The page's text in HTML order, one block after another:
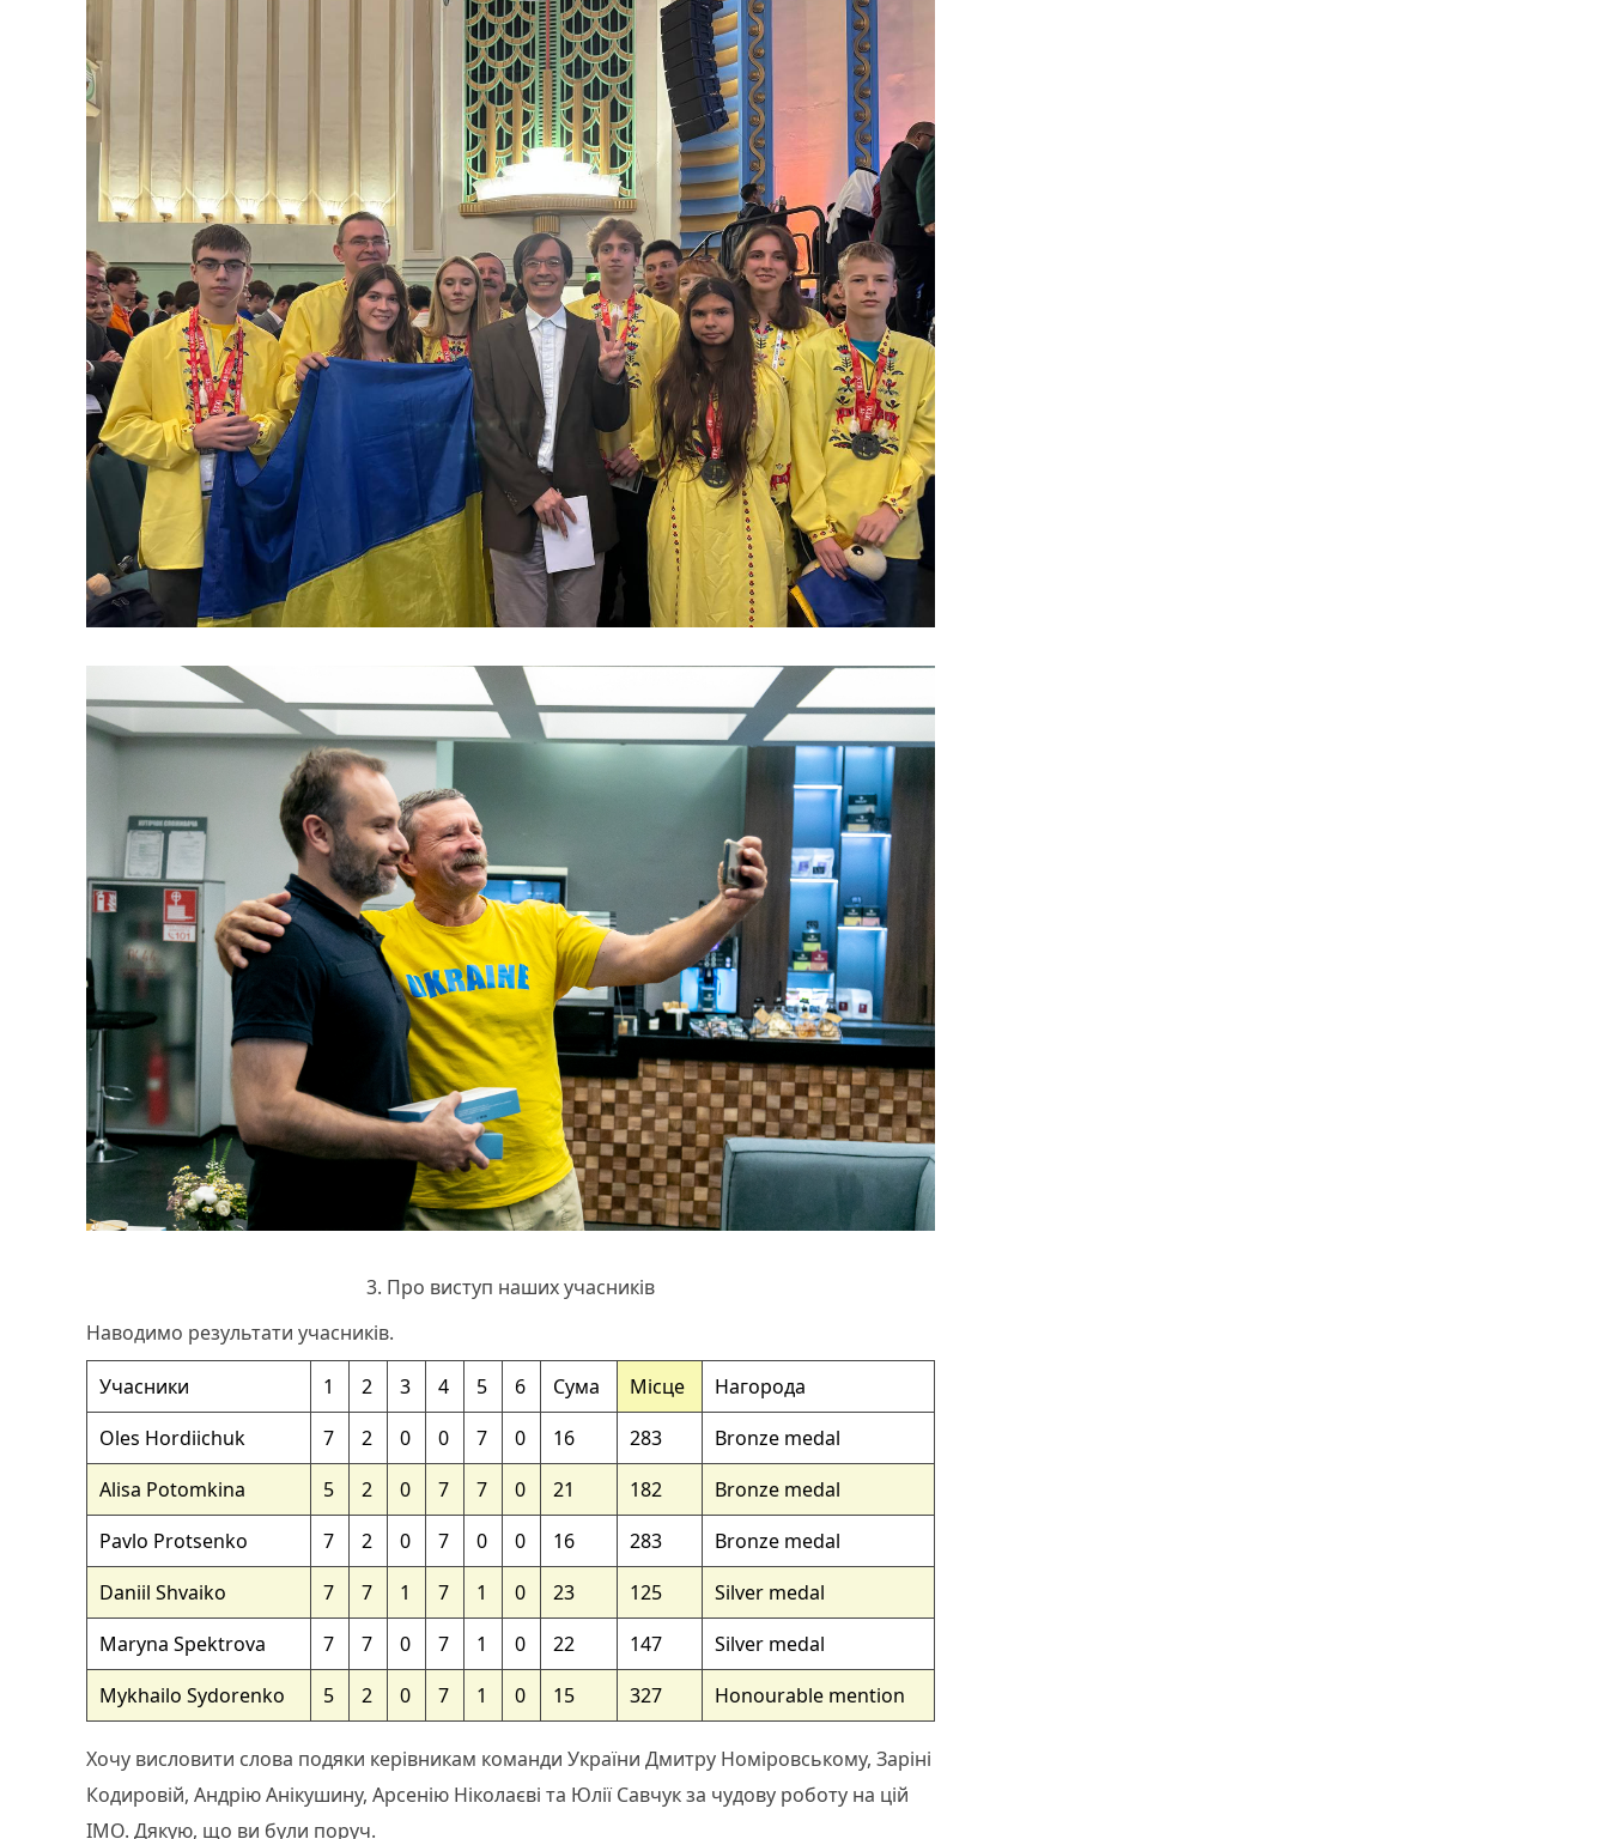
3. Про виступ наших учасників
Наводимо результати учасників.
Учасники 1 2 3 4 5 6 Сума Місце
Нагорода
Oles Hordiichuk
7 2 0 0 7 0 16 283
Bronze medal
Alisa Potomkina
5 2 0 7 7 0 21 182
Bronze medal
Pavlo Protsenko
7 2 0 7 0 0 16 283
Bronze medal
Daniil Shvaiko
7 7 1 7 1 0 23 125
Silver medal
Maryna Spektrova
7 7 0 7 1 0 22 147
Silver medal
Mykhailo Sydorenko
5 2 0 7 1 0 15 327 Honourable mention
Хочу висловити слова подяки керівникам команди України Дмитру Номіровському, Заріні
Кодировій, Андрію Анікушину, Арсенію Ніколаєві та Юлії Савчук за чудову роботу на цій
ІМО. Дякую, що ви були поруч.